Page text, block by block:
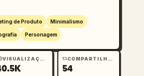
de Produto Minimalismo
Personagem
VISUALIZAÇÕES COMPARTILHAMENTOS
54